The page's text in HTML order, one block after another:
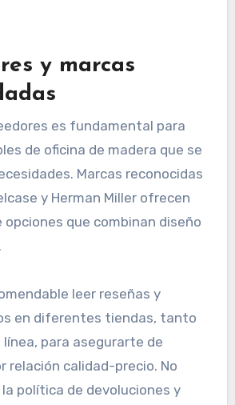
y marcas
es fundamental para
de oficina de madera que se
Marcas reconocidas
y Herman Miller ofrecen
opciones que combinan diseño
leer reseñas y
en diferentes tiendas, tanto
para asegurarte de
relación calidad-precio. No
política de devoluciones y